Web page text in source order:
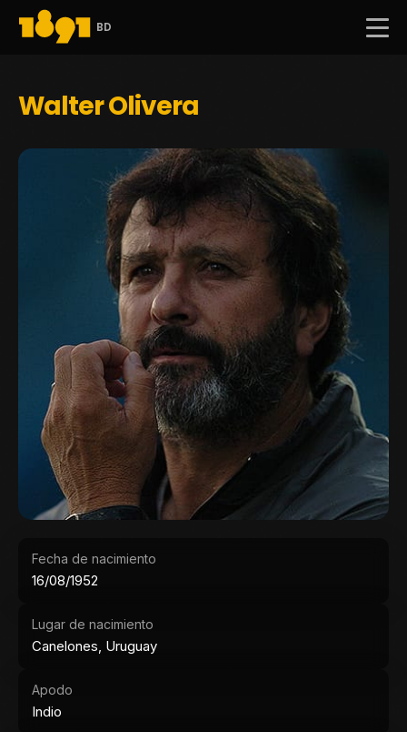
BD
Walter Olivera
Fecha de nacimiento
16/08/1952
Lugar de nacimiento
Canelones, Uruguay
Apodo
Indio